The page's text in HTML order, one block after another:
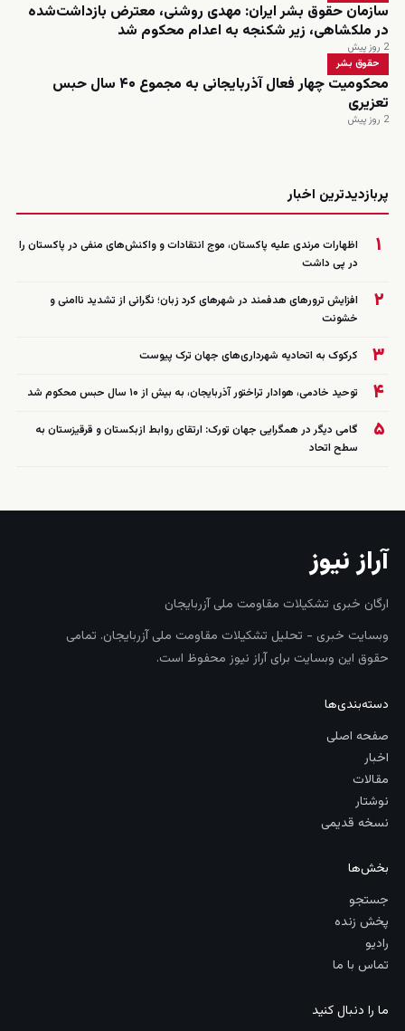
سازمان حقوق بشر ایران: مهدی روشنی، معترض بازداشت‌شده
در ملکشاهی، زیر شکنجه به اعدام محکوم شد
2 روز پیش
حقوق بشر
محکومیت چهار فعال آذربایجانی به مجموع ۴۰ سال حبس
تعزیری
2 روز پیش
پربازدیدترین اخبار
۱
اظهارات مرندی علیه پاکستان، موج انتقادات و واکنش‌های منفی در پاکستان را
در پی داشت
۲
افزایش ترورهای هدفمند در شهرهای کرد زبان؛ نگرانی از تشدید ناامنی و
خشونت
۳ کرکوک به اتحادیه شهرداری‌های جهان ترک پیوست
۴ توحید خادمی، هوادار تراختور آذربایجان، به بیش از ۱۰ سال حبس محکوم شد
۵
گامی دیگر در همگرایی جهان تورک: ارتقای روابط ازبکستان و قرقیزستان به
سطح اتحاد
آراز نیوز
ارگان خبری تشکیلات مقاومت ملی آزربایجان
وبسایت خبری - تحلیل تشکیلات مقاومت ملی آزربایجان. تمامی
حقوق این وبسایت برای آراز نیوز محفوظ است.
دسته‌بندی‌ها
صفحه اصلی
اخبار
مقالات
نوشتار
نسخه قدیمی
بخش‌ها
جستجو
پخش زنده
رادیو
تماس با ما
ما را دنبال کنید